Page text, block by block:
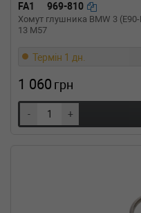
FA1 969-810
Хомут глушника BMW 3
13 M57
Термін 1 дн.
1 060 грн
- +